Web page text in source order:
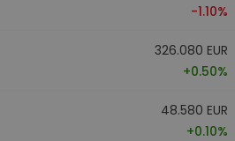
-1.10%
326.080 EUR
+0.50%
48.580 EUR
+0.10%